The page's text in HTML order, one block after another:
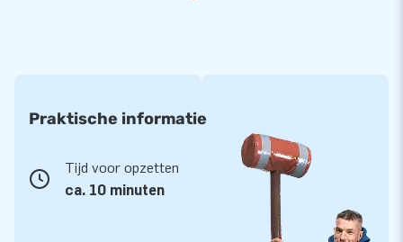
Praktische informatie
Tijd voor opzetten
ca. 10 minuten